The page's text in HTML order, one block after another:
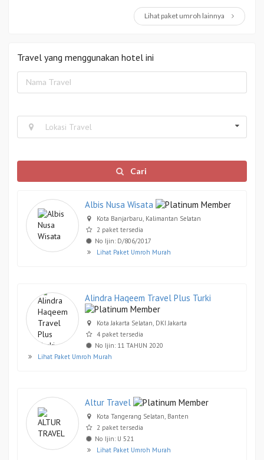
Lihat paket umroh lainnya
Travel yang menggunakan hotel ini
Lokasi Travel
Cari
Albis Nusa Wisata
Kota Banjarbaru, Kalimantan Selatan
2 paket tersedia
No Ijin: D/806/2017
Lihat Paket Umroh Murah
Alindra Haqeem Travel Plus Turki
Kota Jakarta Selatan, DKI Jakarta
4 paket tersedia
No Ijin: 11 TAHUN 2020
Lihat Paket Umroh Murah
Altur Travel
Kota Tangerang Selatan, Banten
2 paket tersedia
No Ijin: U 521
Lihat Paket Umroh Murah